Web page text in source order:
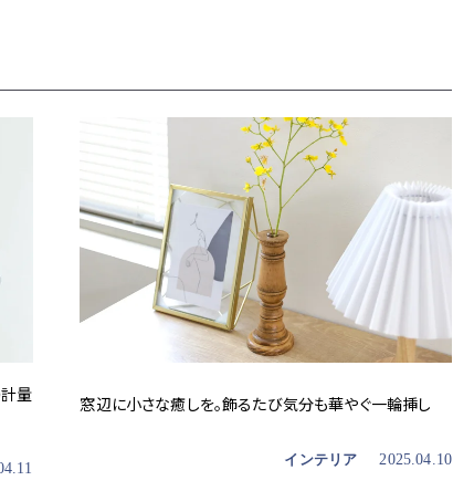
計量
窓辺に小さな癒しを。飾るたび気分も華やぐ一輪挿し
インテリア 2025.04.10